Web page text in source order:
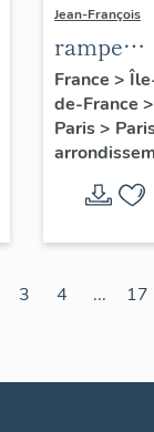
Jean-François
rampe
d'appui,
escalier
la
cochère
(non
France >
de-France >
Paris>
3 4 ... 17